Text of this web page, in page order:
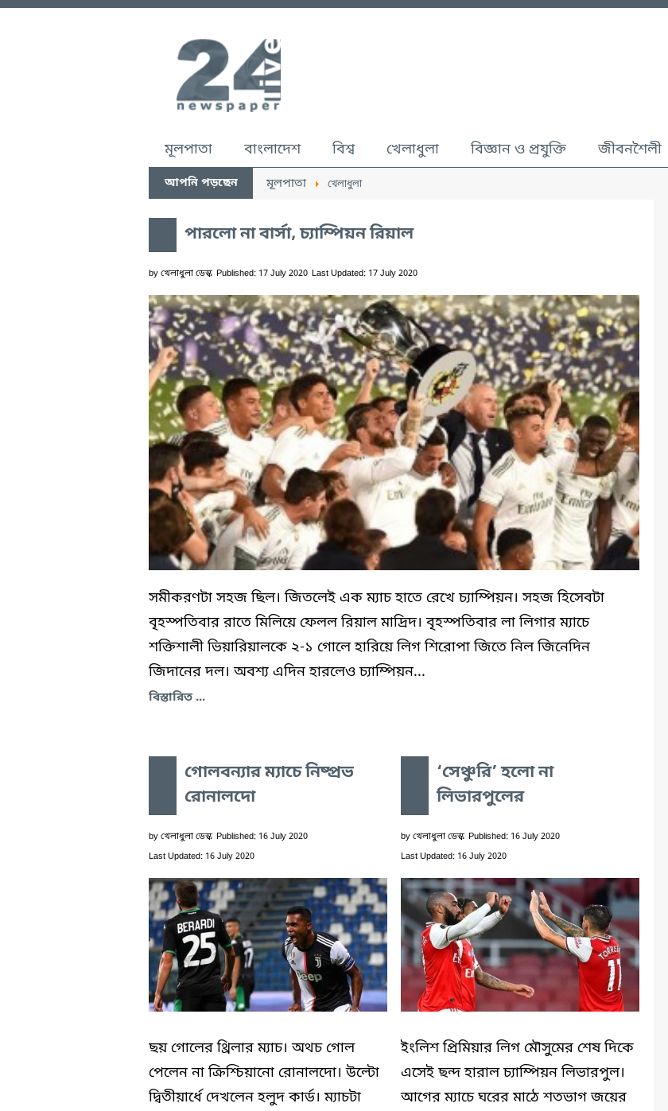
মূলপাতা বাংলাদেশ বিশ্ব খেলাধুলা বিজ্ঞান ও প্রযুক্তি জীবনশৈলী
আপনি পড়ছেন মূলপাতা খেলাধুলা
পারলো না বার্সা, চ্যাম্পিয়ন রিয়াল
by খেলাধুলা ডেস্ক Published: 17 July 2020 Last Updated: 17 July 2020
সমীকরণটা সহজ ছিল। জিতলেই এক ম্যাচ হাতে রেখে চ্যাম্পিয়ন। সহজ হিসেবটা
বৃহস্পতিবার রাতে মিলিয়ে ফেলল রিয়াল মাদ্রিদ। বৃহস্পতিবার লা লিগার ম্যাচে
শক্তিশালী ভিয়ারিয়ালকে ২-১ গোলে হারিয়ে লিগ শিরোপা জিতে নিল জিনেদিন
জিদানের দল। অবশ্য এদিন হারলেও চ্যাম্পিয়ন...
বিস্তারিত ...
গোলবন্যার ম্যাচে নিষ্প্রভ
রোনালদো
by খেলাধুলা ডেস্ক Published: 16 July 2020
Last Updated: 16 July 2020
ছয় গোলের থ্রিলার ম্যাচ। অথচ গোল
পেলেন না ক্রিশ্চিয়ানো রোনালদো। উল্টো
দ্বিতীয়ার্ধে দেখলেন হলুদ কার্ড। ম্যাচটা
‘সেঞ্চুরি’ হলো না
লিভারপুলের
by খেলাধুলা ডেস্ক Published: 16 July 2020
Last Updated: 16 July 2020
ইংলিশ প্রিমিয়ার লিগ মৌসুমের শেষ দিকে
এসেই ছন্দ হারাল চ্যাম্পিয়ন লিভারপুল।
আগের ম্যাচে ঘরের মাঠে শতভাগ জয়ের